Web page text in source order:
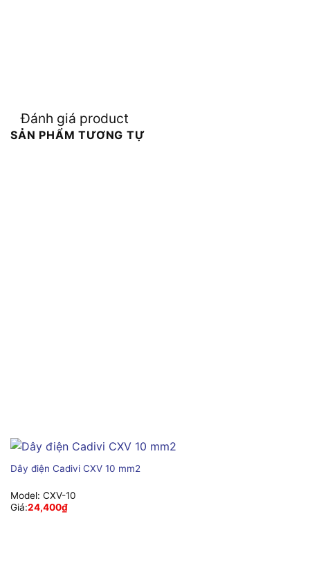
Đánh giá product
SẢN PHẨM TƯƠNG TỰ
Dây điện Cadivi CXV 10 mm2
Model: CXV-10
Giá:24,400₫